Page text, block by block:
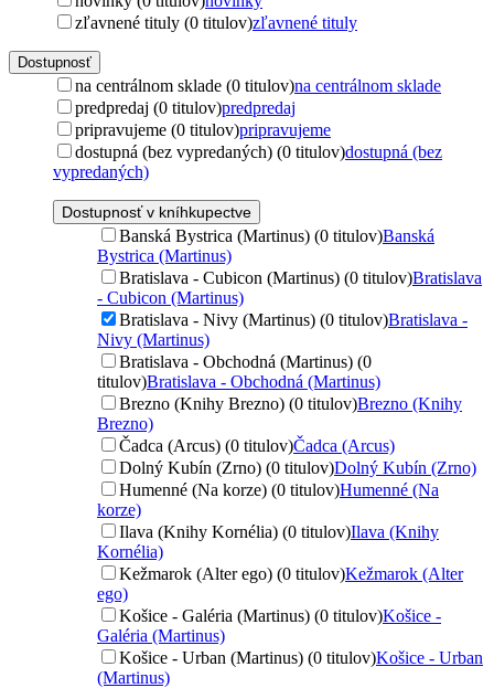
zľavnené tituly (0 titulov)zľavnené tituly
Dostupnosť
na centrálnom sklade (0 titulov)na centrálnom sklade
predpredaj (0 titulov)predpredaj
pripravujeme (0 titulov)pripravujeme
dostupná (bez vypredaných) (0 titulov)dostupná (bez
vypredaných)
Dostupnosť v kníhkupectve
Banská Bystrica (Martinus) (0 titulov)Banská
Bystrica (Martinus)
Bratislava - Cubicon (Martinus) (0 titulov)Bratislava
- Cubicon (Martinus)
Bratislava - Nivy (Martinus) (0 titulov)Bratislava -
Nivy (Martinus)
Bratislava - Obchodná (Martinus) (0
titulov)Bratislava - Obchodná (Martinus)
Brezno (Knihy Brezno) (0 titulov)Brezno (Knihy
Brezno)
Čadca (Arcus) (0 titulov)Čadca (Arcus)
Dolný Kubín (Zrno) (0 titulov)Dolný Kubín (Zrno)
Humenné (Na korze) (0 titulov)Humenné (Na
korze)
Ilava (Knihy Kornélia) (0 titulov)Ilava (Knihy
Kornélia)
Kežmarok (Alter ego) (0 titulov)Kežmarok (Alter
ego)
Košice - Galéria (Martinus) (0 titulov)Košice -
Galéria (Martinus)
Košice - Urban (Martinus) (0 titulov)Košice - Urban
(Martinus)